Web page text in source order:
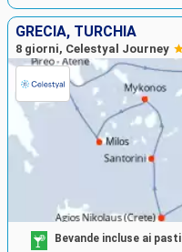
GRECIA, TURCHIA
8 giorni, Celestyal Journey
Bevande incluse ai pasti